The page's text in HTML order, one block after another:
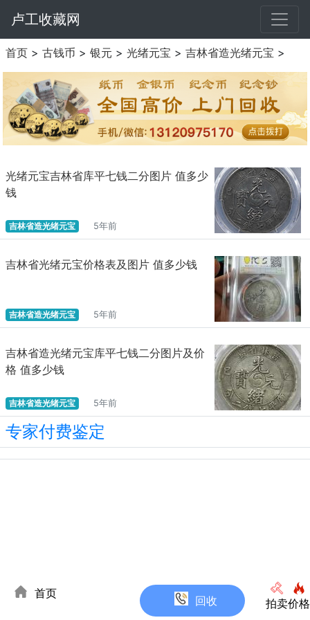
卢工收藏网
首页 > 古钱币 > 银元 > 光绪元宝 > 吉林省造光绪元宝 >
光绪元宝吉林省库平七钱二分图片 值多少
钱
吉林省造光绪元宝 5年前
吉林省光绪元宝价格表及图片 值多少钱
吉林省造光绪元宝 5年前
吉林省造光绪元宝库平七钱二分图片及价
格 值多少钱
吉林省造光绪元宝 5年前
专家付费鉴定
首页
回收 拍卖价格